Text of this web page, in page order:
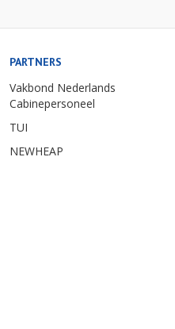
PARTNERS
Vakbond Nederlands
Cabinepersoneel
TUI
NEWHEAP